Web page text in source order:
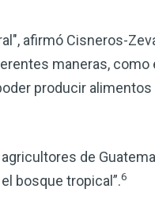
afirmó Cisneros-
maneras, como
producir alimentos
de
bosque tropical”.6